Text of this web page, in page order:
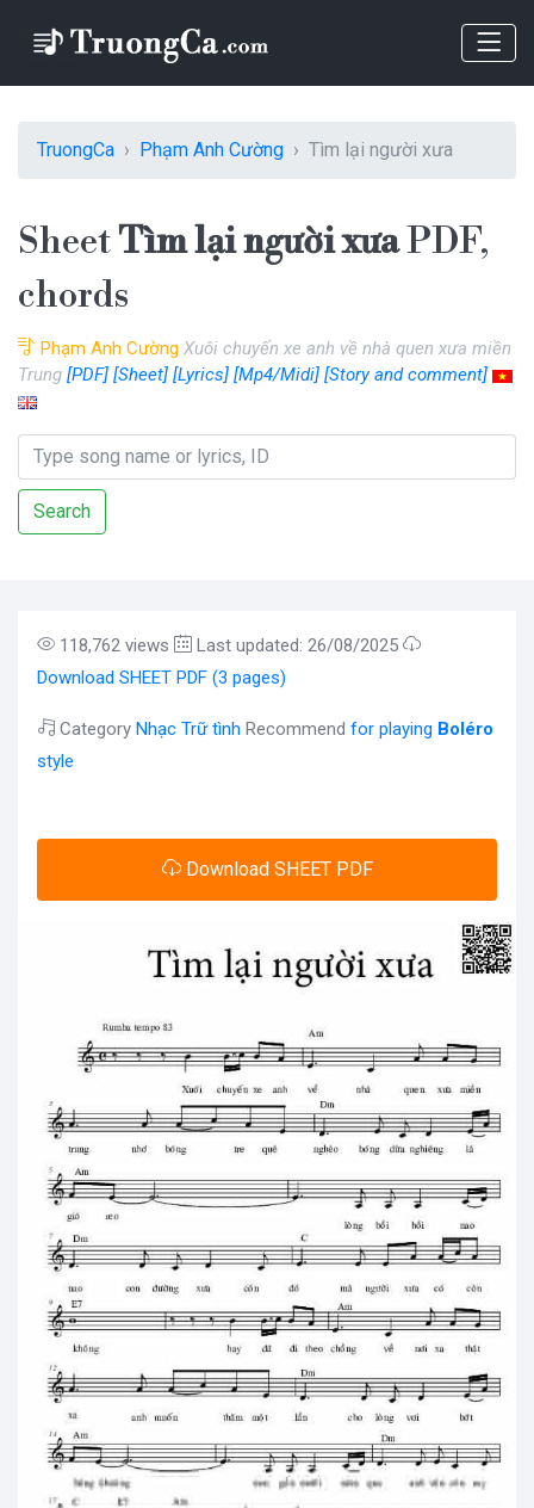
TruongCa Phạm Anh Cường Tìm lại người xưa
SheetTìm lại người xưaPDF,
chords
Phạm Anh Cường Xuôi chuyến xe anh về nhà quen xưa miền
Trung [PDF] [Sheet] [Lyrics] [Mp4/Midi] [Story and comment]
Search
118,762 views
Last updated: 26/08/2025
Download SHEET PDF (3 pages)
Category Nhạc Trữ tình Recommend for playing Boléro
style
Download SHEET PDF